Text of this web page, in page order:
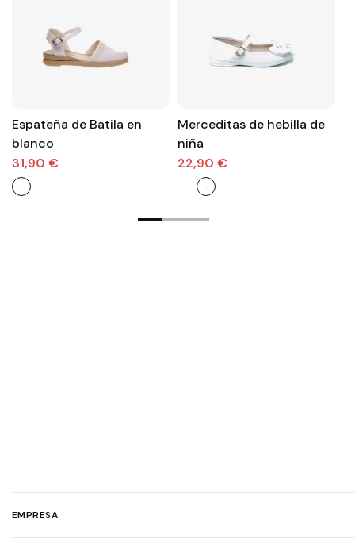
Espateña de Batila en
blanco
31,90 €
Merceditas de hebilla de
niña
22,90 €
EMPRESA